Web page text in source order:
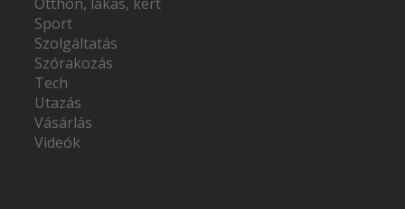
Sport
Szolgáltatás
Szórakozás
Tech
Utazás
Vásárlás
Videók